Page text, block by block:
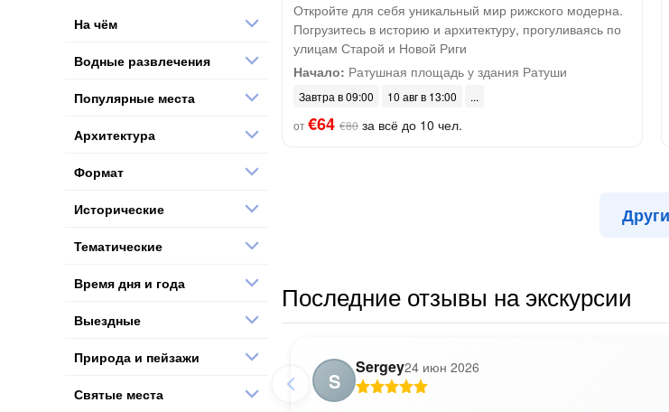
Откройте для себя уникальный мир рижского модерна.
Погрузитесь в историю и архитектуру, прогуливаясь по
улицам Старой и Новой Риги
Начало: Ратушная площадь у здания Ратуши
Завтра в 09:00
10 авг в 13:00
от€64 €80 за всё до 10 чел.
Последние отзывы на экскурсии
S
Sergey24 июн 2026
На чём
Водные развлечения
Популярные места
Архитектура
Формат
Исторические
Тематические
Время дня и года
Выездные
Природа и пейзажи
Святые места